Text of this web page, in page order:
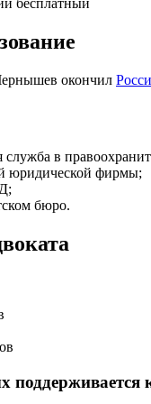
бесплатный
окончил
служба в
юридической фирмы;
бюро.
поддерживается